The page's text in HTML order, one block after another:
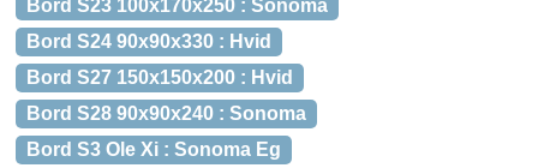
Bord S23 100x170x250 : Sonoma
Bord S24 90x90x330 : Hvid
Bord S27 150x150x200 : Hvid
Bord S28 90x90x240 : Sonoma
Bord S3 Ole Xi : Sonoma Eg